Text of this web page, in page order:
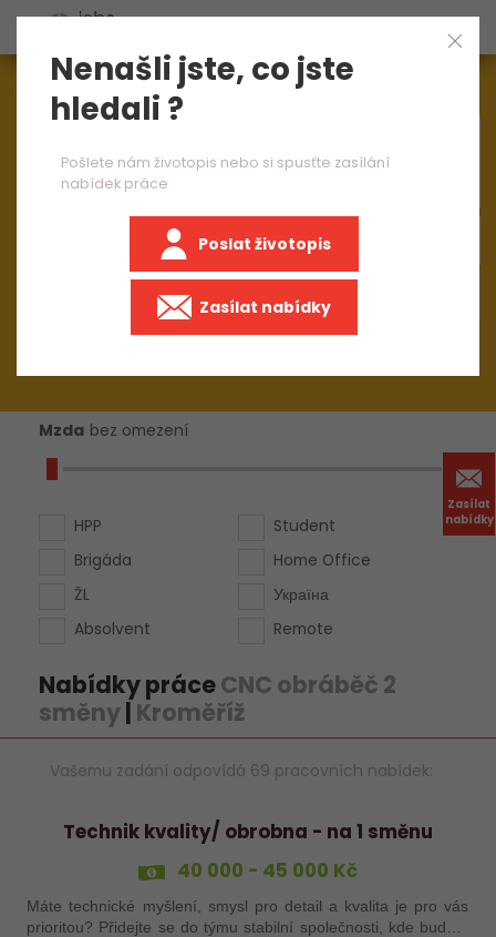
Zasílat
nabídky
Aktuálně1545nabídek práce
Mzda bez omezení
HPP
Brigáda
ŽL
Absolvent
Student
Home Office
Україна
Remote
Nabídky práceCNC obráběč 2
směny| Kroměříž
Vašemu zadání odpovídá 69 pracovních nabídek:
Technik kvality/ obrobna - na 1 směnu
40 000 - 45 000 Kč
Máte technické myšlení, smysl pro detail a kvalita je pro vás
prioritou? Přidejte se do týmu stabilní společnosti, kde budete
Nenašli jste, co jste
hledali ?
Pošlete nám životopis nebo si spusťte zasílání
nabídek práce
Poslat životopis
Zasílat nabídky